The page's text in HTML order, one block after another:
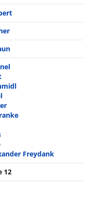
Freydank
12